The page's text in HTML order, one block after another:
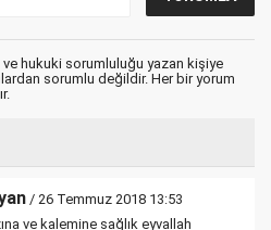
ve hukuki sorumluluğu yazan kişiye
sorumlu değildir. Her bir yorum
/ 26 Temmuz 2018 13:53
ve kalemine sağlık eyvallah